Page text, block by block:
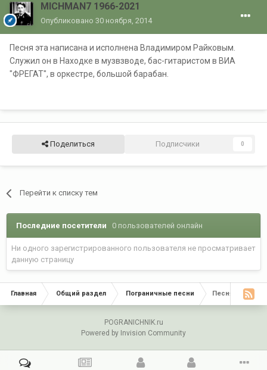
MICHMAN7 1966-2021
Опубликовано 30 ноября, 2014
Песня эта написана и исполнена Владимиром Райковым.
Служил он в Находке в музвзводе, бас-гитаристом в ВИА
"ФРЕГАТ", в оркестре, большой барабан.
Поделиться Подписчики 0
Перейти к списку тем
Последние посетители 0 пользователей онлайн
Ни одного зарегистрированного пользователя не просматривает
данную страницу
Главная Общий раздел Пограничные песни Песня о МЧПВ
POGRANICHNIK.ru
Powered by Invision Community